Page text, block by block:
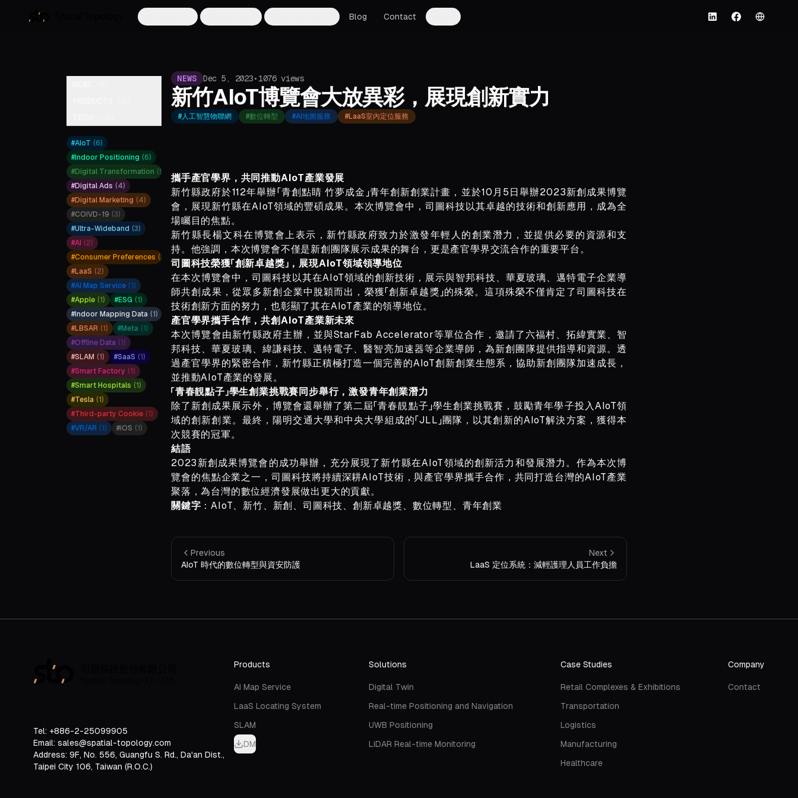
Blog Contact
LinkedInFacebook
English
#AIoT (6)
# Indoor Positioning (6)
#Digital Transformation (5
#Digital Ads (4)
#Digital Marketing (4)
#COIVD-19 (3)
#Ultra-Wideband (3)
#AI (2)
#Consumer Preferences (2
#LaaS (2)
#AI Map Service (1 )
#Apple (1 ) #ESG (1 )
# Indoor Mapping Data (1 )
#LBSAR (1 ) #Meta (1 )
#Offline Data (1 )
#SLAM (1 ) #SaaS (1 )
#Smart Factory (1 )
#Smart Hospitals (1 )
#Tesla (1 )
#Third-party Cookie (1 )
#VR/AR (1 ) #iOS (1 )
NEWS Dec 5, 2023• 1076views
新竹AIoT博覽會大放異彩，展現創新實力
#人工智慧物聯網 #數位轉型 #AI地圖服務 #LaaS室內定位服務
攜手產官學界，共同推動AIoT產業發展
新竹縣政府於112年舉辦「青創點睛 竹夢成金」青年創新創業計畫，並於10月5日舉辦2023新創成果博覽
會，展現新竹縣在AIoT領域的豐碩成果。本次博覽會中，司圖科技以其卓越的技術和創新應用，成為全
場矚目的焦點。
新竹縣長楊文科在博覽會上表示，新竹縣政府致力於激發年輕人的創業潛力，並提供必要的資源和支
持。他強調，本次博覽會不僅是新創團隊展示成果的舞台，更是產官學界交流合作的重要平台。
司圖科技榮獲「創新卓越獎」，展現AIoT領域領導地位
在本次博覽會中，司圖科技以其在AIoT領域的創新技術，展示與智邦科技、華夏玻璃、邁特電子企業導
師共創成果，從眾多新創企業中脫穎而出，榮獲「創新卓越獎」的殊榮。這項殊榮不僅肯定了司圖科技在
技術創新方面的努力，也彰顯了其在AIoT產業的領導地位。
產官學界攜手合作，共創AIoT產業新未來
本次博覽會由新竹縣政府主辦，並與StarFab Accelerator等單位合作，邀請了六福村、拓緯實業、智
邦科技、華夏玻璃、緯謙科技、邁特電子、醫智亮加速器等企業導師，為新創團隊提供指導和資源。透
過產官學界的緊密合作，新竹縣正積極打造一個完善的AIoT創新創業生態系，協助新創團隊加速成長，
並推動AIoT產業的發展。
「青春靚點子」學生創業挑戰賽同步舉行，激發青年創業潛力
除了新創成果展示外，博覽會還舉辦了第二屆「青春靚點子」學生創業挑戰賽，鼓勵青年學子投入AIoT領
域的創新創業。最終，陽明交通大學和中央大學組成的「JLL」團隊，以其創新的AIoT解決方案，獲得本
次競賽的冠軍。
結語
2023新創成果博覽會的成功舉辦，充分展現了新竹縣在AIoT領域的創新活力和發展潛力。作為本次博
覽會的焦點企業之一，司圖科技將持續深耕AIoT技術，與產官學界攜手合作，共同打造台灣的AIoT產業
聚落，為台灣的數位經濟發展做出更大的貢獻。
關鍵字 ：AIoT、新竹、新創、司圖科技、創新卓越獎、數位轉型、青年創業
Previous
AIoT 時代的數位轉型與資安防護
Next
LaaS 定位系統：減輕護理人員工作負擔
Tel: +886-2-25099905
Email: sales@spatial-topology.com
Address: 9F, No. 556, Guangfu S. Rd., Da'an Dist.,
Taipei City 106, Taiwan (R.O.C.)
Products
AI Map Service
LaaS Locating System
SLAM
DM
Solutions
Digital Twin
Real-time Positioning and Navigation
UWB Positioning
LiDAR Real-time Monitoring
Case Studies
Retail Complexes & Exhibitions
Transportation
Logistics
Manufacturing
Healthcare
Company
Contact